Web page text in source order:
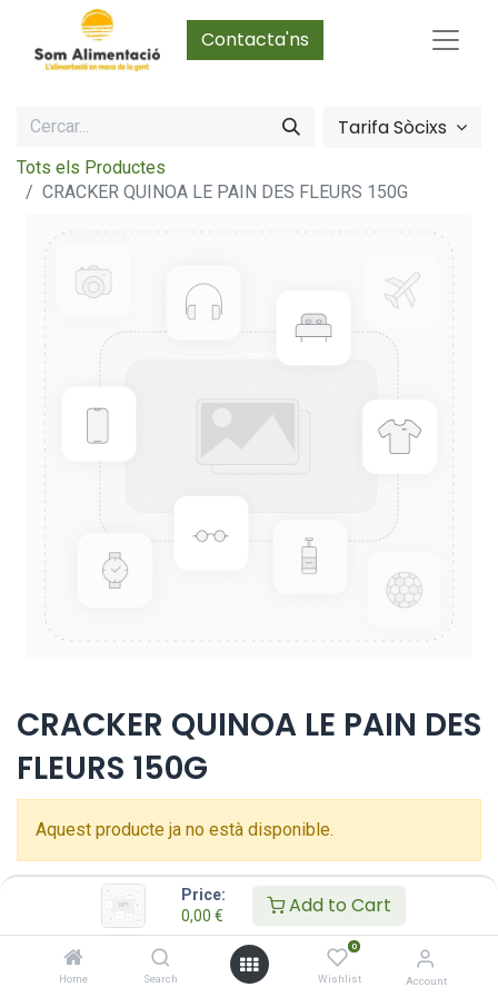
Price:
0,00 € Add to Cart
Home Search
0
Wishlist Account
Contacta'ns
Tarifa Sòcixs
Tots els Productes
CRACKER QUINOA LE PAIN DES FLEURS 150G
CRACKER QUINOA LE PAIN DES
FLEURS 150G
Aquest producte ja no està disponible.